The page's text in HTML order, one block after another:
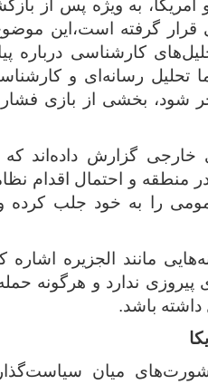
به‌ ویژه پس از
گرفته است،این
کارشناسی درباره
تحلیل رسانه‌ای و
شود، بخشی از بازی
گزارش داده‌اند که
منطقه و احتمال اقدام
را به خود جلب کرده و
مانند الجزیره اشاره
پیروزی ندارد و هرگونه
داشته باشد.
میان